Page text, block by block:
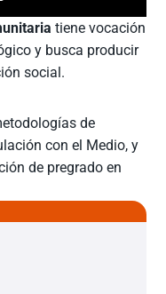
tiene vocación
y busca producir
social.
de
con el Medio, y
de pregrado en